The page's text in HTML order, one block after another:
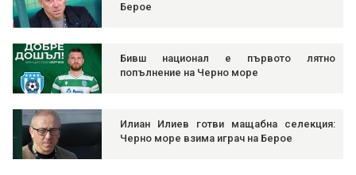
Берое
Бивш национал е първото лятно
попълнение на Черно море
Илиан Илиев готви мащабна селекция:
Черно море взима играч на Берое